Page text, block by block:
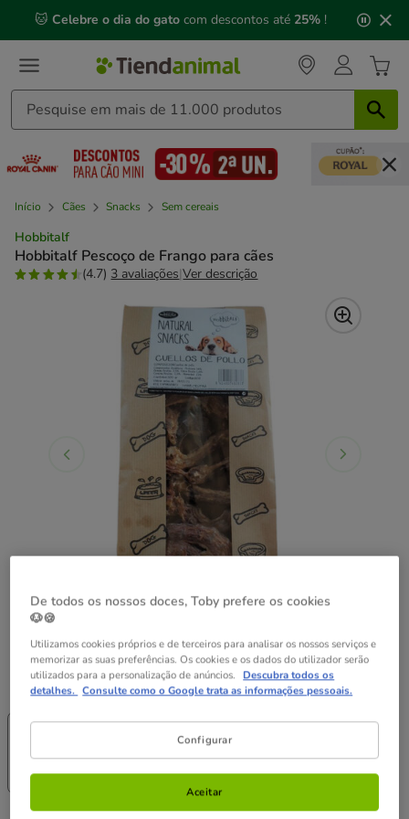
mensagem,
🐱 Celebre o dia do gato com descontos até 25% !
Início Cães Snacks Sem cereais
Hobbitalf
Hobbitalf Pescoço de Frango para cães
(4.7) 3 avaliações|Ver descrição
Peso:1 kg
un.
10.99€
(36.63€ / kg)
un.
27.49€
(27.49€ / kg)
De todos os nossos doces, Toby prefere os cookies
🐶🍪
Utilizamos cookies próprios e de terceiros para analisar os nossos serviços e
memorizar as suas preferências. Os cookies e os dados do utilizador serão
utilizados para a personalização de anúncios. Descubra todos os
detalhes. Consulte como o Google trata as informações pessoais.
Configurar
Aceitar